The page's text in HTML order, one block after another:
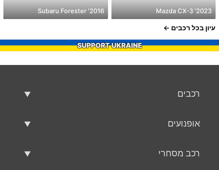
2023' Mazda CX-3
2016' Subaru Forester
עיון בכל רכבים
SUPPORT UKRAINE
רכבים
אופנועים
רכב מסחרי